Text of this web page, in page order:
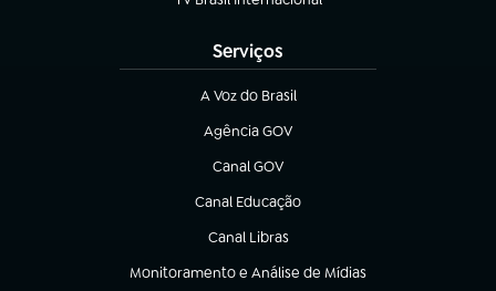
(abre em nova aba)
Serviços
A Voz do Brasil
(abre em nova aba)
Agência GOV
(abre em nova aba)
Canal GOV
(abre em nova aba)
Canal Educação
(abre em nova aba)
Canal Libras
(abre em nova aba)
Monitoramento e Análise de Mídias
(abre em nova aba)